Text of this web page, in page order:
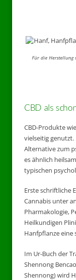
Für die
CBD als
CBD-Produkte
vielseitig genutzt.
Alternative zum
es ähnlich
typischen
Erste schriftliche
Cannabis unter
Pharmakologie,
Heilkundigen
Hanfpflanze eine
Im Ur-Buch der
Shennong
Shennong) wird